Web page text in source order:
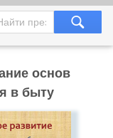
основ
в быту